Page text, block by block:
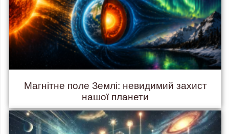
Магнітне поле Землі: невидимий захист
нашої планети